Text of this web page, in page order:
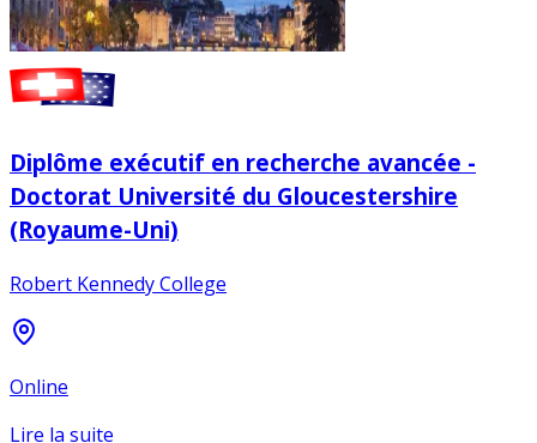
Diplôme exécutif en recherche avancée -
Doctorat Université du Gloucestershire
(Royaume-Uni)
Robert Kennedy College
Online
Lire la suite